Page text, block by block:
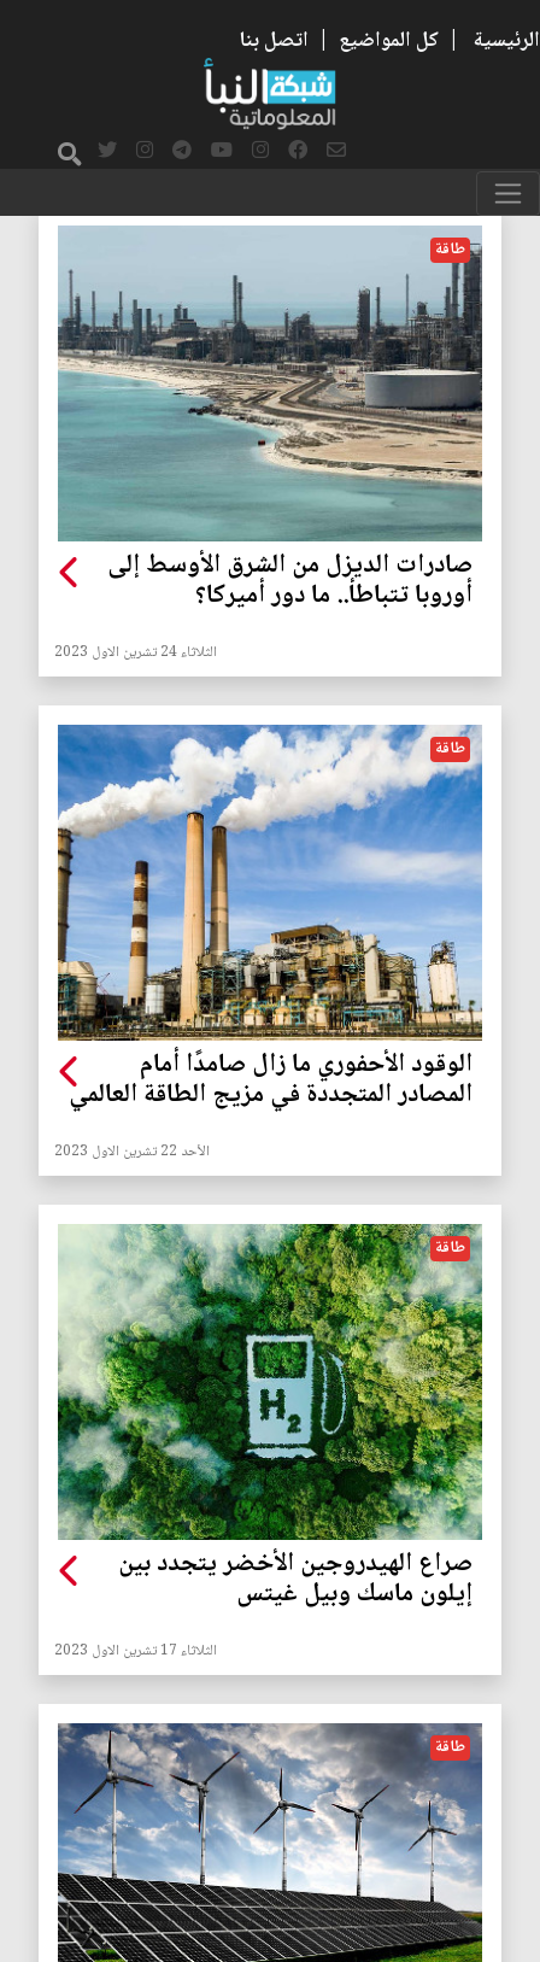
الرئيسية | كل المواضيع | اتصل بنا
طاقة
صادرات الديزل من الشرق الأوسط إلى
أوروبا تتباطأ.. ما دور أميركا؟
الثلاثاء 24 تشرين الاول 2023
طاقة
الوقود الأحفوري ما زال صامدًا أمام
المصادر المتجددة في مزيج الطاقة العالمي
الأحد 22 تشرين الاول 2023
طاقة
صراع الهيدروجين الأخضر يتجدد بين
إيلون ماسك وبيل غيتس
الثلاثاء 17 تشرين الاول 2023
طاقة